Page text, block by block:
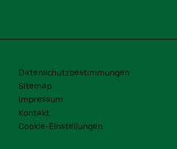
Datenschutzbestimmungen
Sitemap
Impressum
Kontakt
Cookie-Einstellungen